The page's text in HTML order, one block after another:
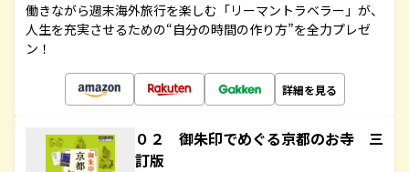
働きながら週末海外旅行を楽しむ「リーマントラベラー」が、
人生を充実させるための“自分の時間の作り方”を全力プレゼ
ン！
詳細を見る
０２ 御朱印でめぐる京都のお寺 三
訂版